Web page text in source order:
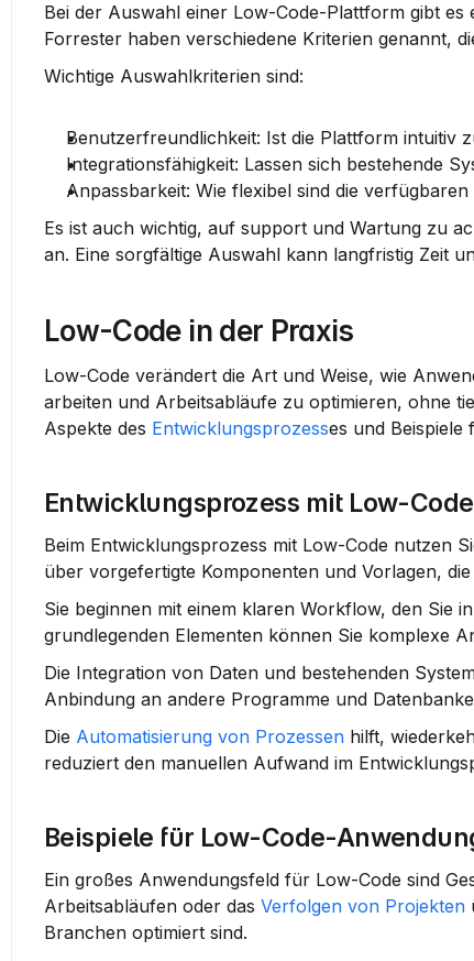
Bei der Auswahl einer Low-Code-Plattform gibt
Forrester haben verschiedene Kriterien genannt,
Wichtige Auswahlkriterien sind:
Benutzerfreundlichkeit: Ist die Plattform intuitiv
Integrationsfähigkeit: Lassen sich bestehende
Anpassbarkeit: Wie flexibel sind die
Es ist auch wichtig, auf support und Wartung zu
an. Eine sorgfältige Auswahl kann langfristig Zeit
Low-Code in der Praxis
Low-Code verändert die Art und Weise, wie
arbeiten und Arbeitsabläufe zu optimieren, ohne
Aspekte des Entwicklungsprozesses und Beispiele
Entwicklungsprozess mit Low-Code
Beim Entwicklungsprozess mit Low-Code nutzen
über vorgefertigte Komponenten und Vorlagen,
Sie beginnen mit einem klaren Workflow, den Sie
grundlegenden Elementen können Sie komplexe
Die Integration von Daten und bestehenden
Anbindung an andere Programme und
Die Automatisierung von Prozessen hilft,
reduziert den manuellen Aufwand im
Beispiele für Low-Code-
Arbeitsabläufen oder das Verfolgen von Projekten
Branchen optimiert sind.